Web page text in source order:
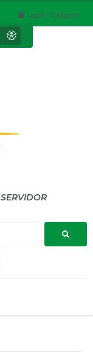
Login / Cadastro
SERVIDOR